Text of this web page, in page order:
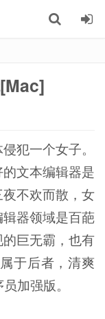
犯一个女子。
文本编辑器是
不欢而散，女
器领域是百葩
巨无霸，也有
于后者，清爽
加强版。